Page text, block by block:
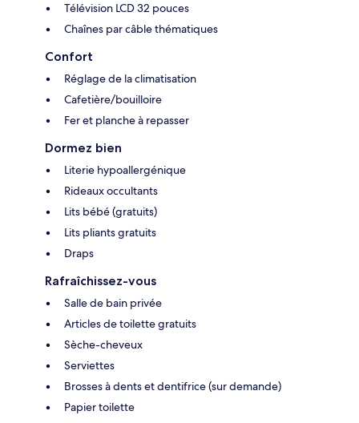
Télévision LCD 32 pouces
Chaînes par câble thématiques
Confort
Réglage de la climatisation
Cafetière/bouilloire
Fer et planche à repasser
Dormez bien
Literie hypoallergénique
Rideaux occultants
Lits bébé (gratuits)
Lits pliants gratuits
Draps
Rafraîchissez-vous
Salle de bain privée
Articles de toilette gratuits
Sèche-cheveux
Serviettes
Brosses à dents et dentifrice (sur demande)
Papier toilette